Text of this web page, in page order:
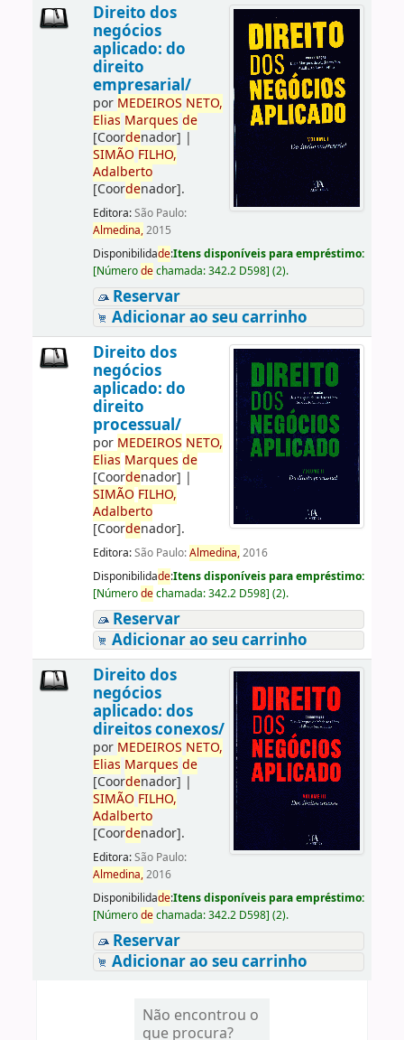
Direito dos
negócios
aplicado: do
direito
empresarial/
por MEDEIROS NETO,
Elias Marques de
[Coordenador] |
SIMÃO FILHO,
Adalberto
[Coordenador].
Editora:São Paulo:
Almedina,2015
Disponibilidade:Itens disponíveis para empréstimo:
[Númerodechamada:342.2 D598] (2).
Reservar
Adicionar ao seu carrinho
Direito dos
negócios
aplicado: do
direito
processual/
por MEDEIROS NETO,
Elias Marques de
[Coordenador] |
SIMÃO FILHO,
Adalberto
[Coordenador].
Editora:São Paulo:Almedina,2016
Disponibilidade:Itens disponíveis para empréstimo:
[Númerodechamada:342.2 D598] (2).
Reservar
Adicionar ao seu carrinho
Direito dos
negócios
aplicado: dos
direitos conexos/
por MEDEIROS NETO,
Elias Marques de
[Coordenador] |
SIMÃO FILHO,
Adalberto
[Coordenador].
Editora:São Paulo:
Almedina,2016
Disponibilidade:Itens disponíveis para empréstimo:
[Númerodechamada:342.2 D598] (2).
Reservar
Adicionar ao seu carrinho
Não encontrou o
que procura?